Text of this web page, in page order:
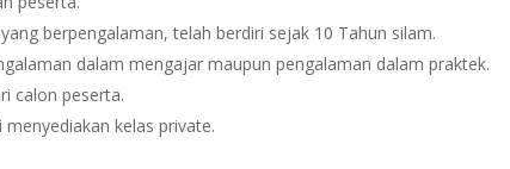
berpengalaman, telah berdiri sejak 10 Tahun silam.
dalam mengajar maupun pengalaman dalam praktek.
calon peserta.
kelas private.